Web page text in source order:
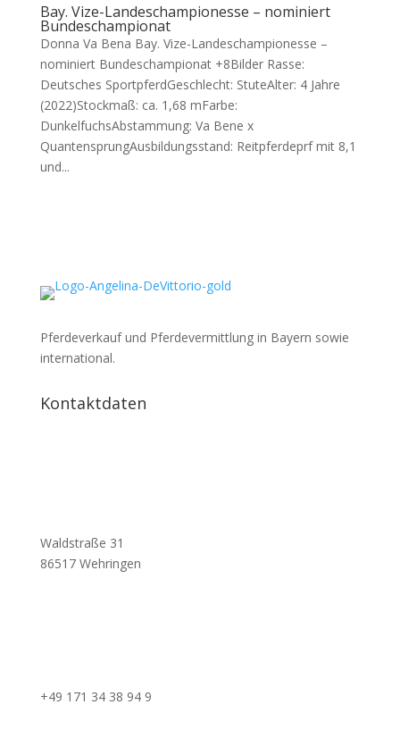
Bay. Vize-Landeschampionesse – nominiert
Bundeschampionat
Donna Va Bena Bay. Vize-Landeschampionesse –
nominiert Bundeschampionat +8Bilder Rasse:
Deutsches SportpferdGeschlecht: StuteAlter: 4 Jahre
(2022)Stockmaß: ca. 1,68 mFarbe:
DunkelfuchsAbstammung: Va Bene x
QuantensprungAusbildungsstand: Reitpferdeprf mit 8,1
und...
Pferdeverkauf und Pferdevermittlung in Bayern sowie
international.
Kontaktdaten
Waldstraße 31
86517 Wehringen
+49 171 34 38 94 9